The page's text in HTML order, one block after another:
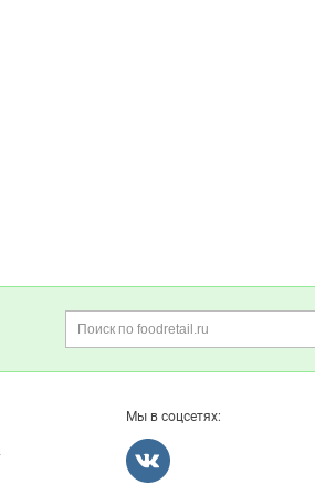
Мы в соцсетях: